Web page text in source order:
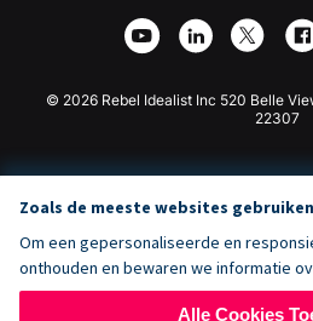
Affiliate Partnerschap
Webflow Donatie App
Joomla Donatie
© 2026 Rebel Idealist Inc 520 Belle
22307
Zoals de meeste websites
Om een gepersonaliseerde en
onthouden en bewaren we informatie
Alle Cookies